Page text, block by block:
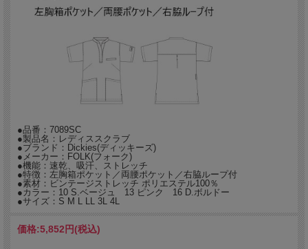
●品番：7089SC
●製品名：レディススクラブ
●ブランド：Dickies(ディッキーズ)
●メーカー：FOLK(フォーク)
●機能：速乾、吸汗、ストレッチ
●特徴：左胸箱ポケット／両腰ポケット／右脇ループ付
●素材：ビンテージストレッチ ポリエステル100％
●カラー：10 S.ベージュ 13 ピンク 16 D.ボルドー
●サイズ：S M L LL 3L 4L
価格:5,852円(税込)